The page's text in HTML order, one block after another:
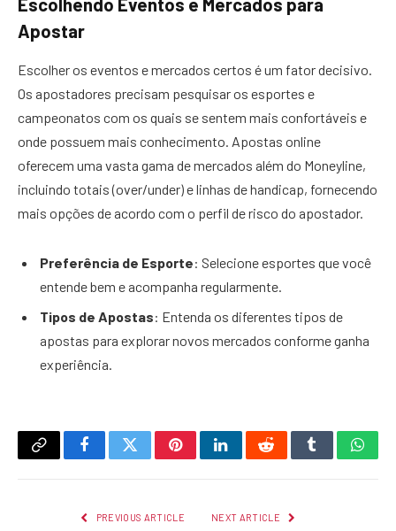
Escolhendo Eventos e Mercados para
Apostar
Escolher os eventos e mercados certos é um fator decisivo.
Os apostadores precisam pesquisar os esportes e
campeonatos com os quais se sentem mais confortáveis e
onde possuem mais conhecimento. Apostas online
oferecem uma vasta gama de mercados além do Moneyline,
incluindo totais (over/under) e linhas de handicap, fornecendo
mais opções de acordo com o perfil de risco do apostador.
Preferência de Esporte: Selecione esportes que você
entende bem e acompanha regularmente.
Tipos de Apostas: Entenda os diferentes tipos de
apostas para explorar novos mercados conforme ganha
experiência.
Copy
FacebookTwitterPinterestLinkedInRedditTumblr
PREVIOUS ARTICLE NEXT ARTICLE